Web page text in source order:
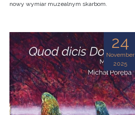
nowy wymiar muzealnym skarbom.
24
November
2025